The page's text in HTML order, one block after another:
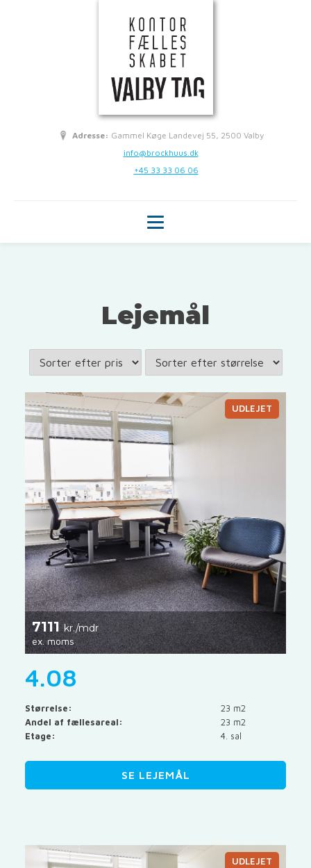
Adresse: Gammel Køge Landevej 55, 2500 Valby
info@brockhuus.dk
+45 33 33 06 06
Lejemål
UDLEJET
7111kr./mdr
ex. moms
4.08
Størrelse:
23 m2
Andel af fællesareal:
23 m2
Etage:
4. sal
SE LEJEMÅL
UDLEJET